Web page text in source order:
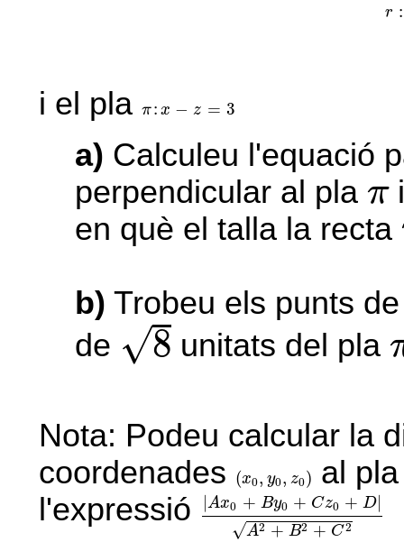
r :
i el pla π: x − z = 3
π: x- 3
a) Calculeu l'equació
perpendicular al pla π
πi
en què el talla la recta
b) Trobeu els punts
de √8
8
unitats del pla
Nota: Podeu calcular la
coordenades (x0, y0, z0)
( )
al
l'expressió
|Ax0 + By0 + Cz0 + D|
√A2 + B2 + C2
Ax + B y0 z0+ A 2+B